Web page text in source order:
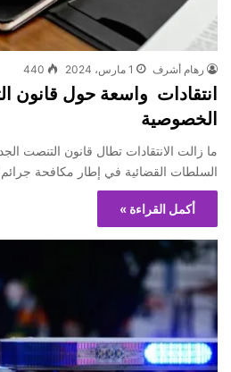
رهام أشرف 1 مارس، 2024 440
انتقادات واسعة حول قانون
الخصوصية
ما زالت الانتقادات تطال قانون التنصت
السلطات القضائية في إطار مكافحة
أكمل القراءة »